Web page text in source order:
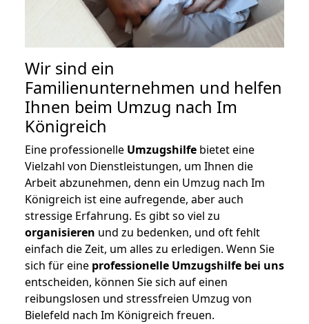
Wir sind ein
Familienunternehmen und helfen
Ihnen beim Umzug nach Im
Königreich
Eine professionelle Umzugshilfe bietet eine
Vielzahl von Dienstleistungen, um Ihnen die
Arbeit abzunehmen, denn ein Umzug nach Im
Königreich ist eine aufregende, aber auch
stressige Erfahrung. Es gibt so viel zu
organisieren und zu bedenken, und oft fehlt
einfach die Zeit, um alles zu erledigen. Wenn Sie
sich für eine professionelle Umzugshilfe bei uns
entscheiden, können Sie sich auf einen
reibungslosen und stressfreien Umzug von
Bielefeld nach Im Königreich freuen.